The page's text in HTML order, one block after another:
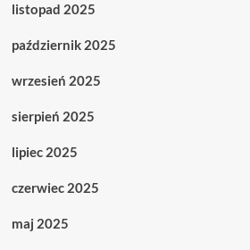
listopad 2025
październik 2025
wrzesień 2025
sierpień 2025
lipiec 2025
czerwiec 2025
maj 2025